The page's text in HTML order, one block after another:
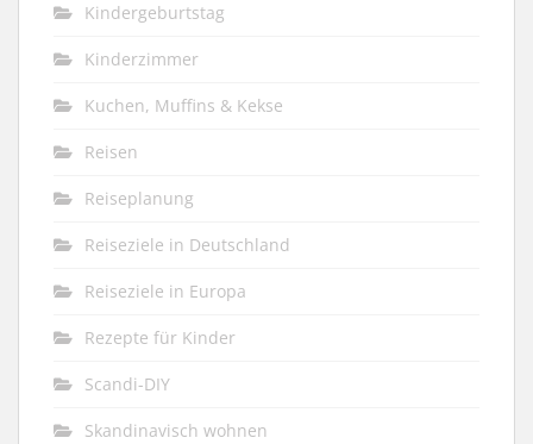
Kindergeburtstag
Kinderzimmer
Kuchen, Muffins & Kekse
Reisen
Reiseplanung
Reiseziele in Deutschland
Reiseziele in Europa
Rezepte für Kinder
Scandi-DIY
Skandinavisch wohnen